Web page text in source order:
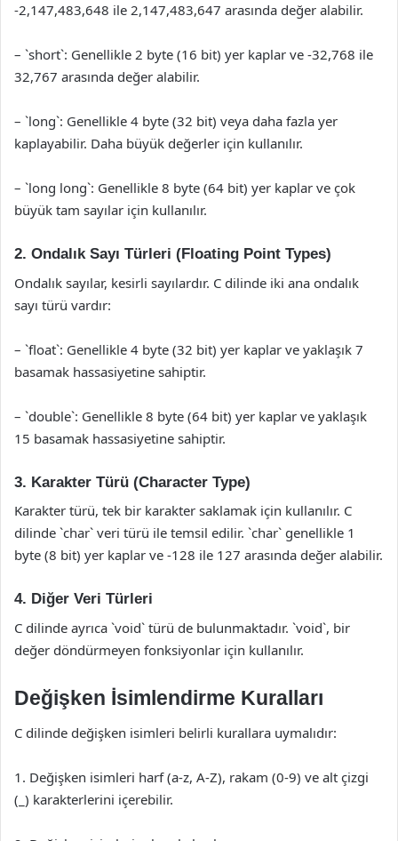
-2,147,483,648 ile 2,147,483,647 arasında değer alabilir.
– `short`: Genellikle 2 byte (16 bit) yer kaplar ve -32,768 ile
32,767 arasında değer alabilir.
– `long`: Genellikle 4 byte (32 bit) veya daha fazla yer
kaplayabilir. Daha büyük değerler için kullanılır.
– `long long`: Genellikle 8 byte (64 bit) yer kaplar ve çok
büyük tam sayılar için kullanılır.
2. Ondalık Sayı Türleri (Floating Point Types)
Ondalık sayılar, kesirli sayılardır. C dilinde iki ana ondalık
sayı türü vardır:
– `float`: Genellikle 4 byte (32 bit) yer kaplar ve yaklaşık 7
basamak hassasiyetine sahiptir.
– `double`: Genellikle 8 byte (64 bit) yer kaplar ve yaklaşık
15 basamak hassasiyetine sahiptir.
3. Karakter Türü (Character Type)
Karakter türü, tek bir karakter saklamak için kullanılır. C
dilinde `char` veri türü ile temsil edilir. `char` genellikle 1
byte (8 bit) yer kaplar ve -128 ile 127 arasında değer alabilir.
4. Diğer Veri Türleri
C dilinde ayrıca `void` türü de bulunmaktadır. `void`, bir
değer döndürmeyen fonksiyonlar için kullanılır.
Değişken İsimlendirme Kuralları
C dilinde değişken isimleri belirli kurallara uymalıdır:
1. Değişken isimleri harf (a-z, A-Z), rakam (0-9) ve alt çizgi
(_) karakterlerini içerebilir.